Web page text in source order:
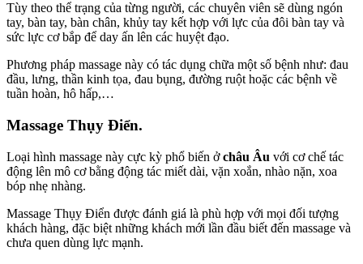
Tùy theo thể trạng của từng người, các chuyên viên sẽ dùng ngón
tay, bàn tay, bàn chân, khủy tay kết hợp với lực của đôi bàn tay và
sức lực cơ bắp để day ấn lên các huyệt đạo.
Phương pháp massage này có tác dụng chữa một số bệnh như: đau
đầu, lưng, thần kinh tọa, đau bụng, đường ruột hoặc các bệnh về
tuần hoàn, hô hấp,…
Massage Thụy Điển.
Loại hình massage này cực kỳ phổ biến ởchâu Âu với cơ chế tác
động lên mô cơ bằng động tác miết dài, vặn xoắn, nhào nặn, xoa
bóp nhẹ nhàng.
Massage Thụy Điển được đánh giá là phù hợp với mọi đối tượng
khách hàng, đặc biệt những khách mới lần đầu biết đến massage và
chưa quen dùng lực mạnh.